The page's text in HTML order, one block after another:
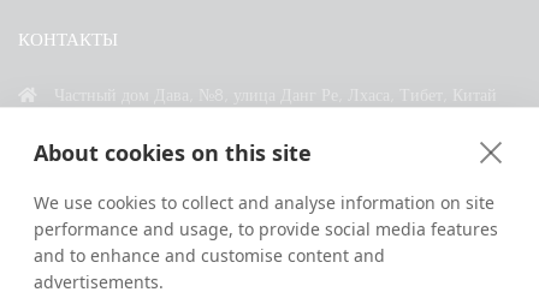
About cookies on this site
We use cookies to collect and analyse information on site
performance and usage, to provide social media features
and to enhance and customise content and
advertisements.
КОНТАКТЫ
Частный дом Дава, №8, улица Данг Ре, Лхаса, Тибет, Китай
СВЯЗАТЬСЯ С НАМИ